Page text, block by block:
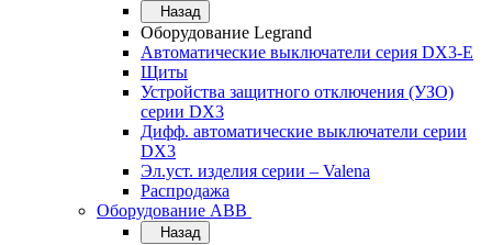
Назад
Оборудование Legrand
Автоматические выключатели серия DX3-E
Щиты
Устройства защитного отключения (УЗО)
серии DX3
Дифф. автоматические выключатели серии
DX3
Эл.уст. изделия серии – Valena
Распродажа
Оборудование АВВ
Назад